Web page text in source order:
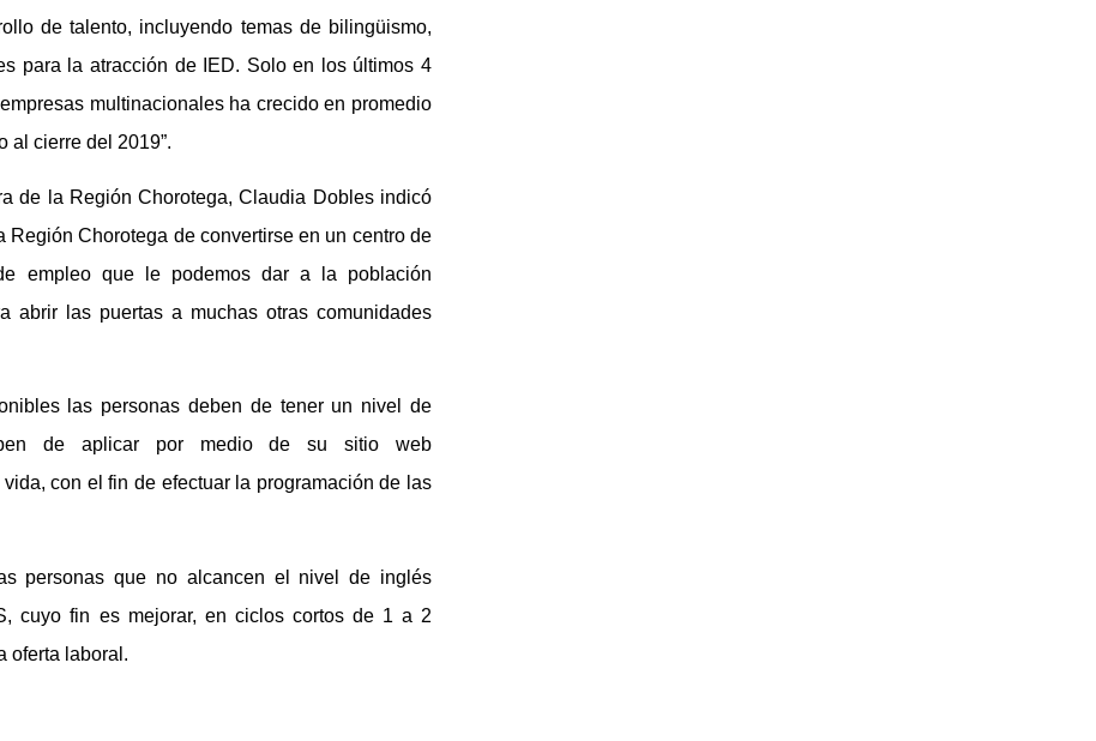
de talento, incluyendo temas de bilingüismo,
para la atracción de IED. Solo en los últimos 4
multinacionales ha crecido en promedio
al cierre del 2019”.
de la Región Chorotega, Claudia Dobles indicó
Región Chorotega de convertirse en un centro de
empleo que le podemos dar a la población
abrir las puertas a muchas otras comunidades
las personas deben de tener un nivel de
de aplicar por medio de su sitio web
con el fin de efectuar la programación de las
personas que no alcancen el nivel de inglés
cuyo fin es mejorar, en ciclos cortos de 1 a 2
oferta laboral.